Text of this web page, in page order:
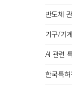
반도체
기구/기
AI 관련
한국특